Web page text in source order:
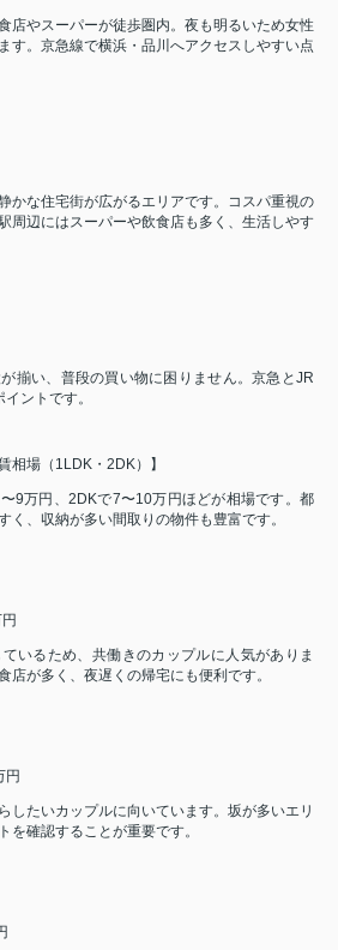
店やスーパーが徒歩圏内。夜も明るいため女性
す。京急線で横浜・品川へアクセスしやすい点
かな住宅街が広がるエリアです。コスパ重視の
周辺にはスーパーや飲食店も多く、生活しやす
揃い、普段の買い物に困りません。京急とJR
ントです。
相場（1LDK・2DK）】
9万円、2DKで7〜10万円ほどが相場です。都
く、収納が多い間取りの物件も豊富です。
いるため、共働きのカップルに人気がありま
店が多く、夜遅くの帰宅にも便利です。
円
したいカップルに向いています。坂が多いエリ
を確認することが重要です。